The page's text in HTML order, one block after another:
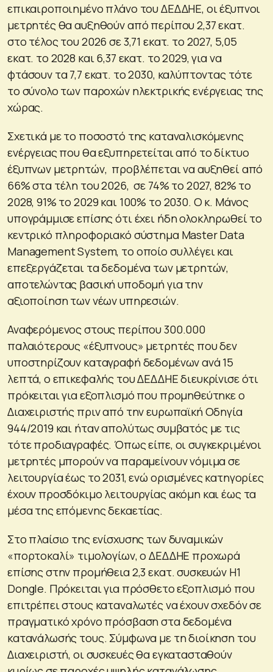
επικαιροποιημένο πλάνο του ΔΕΔΔΗΕ, οι έξυπνοι
μετρητές θα αυξηθούν από περίπου 2,37 εκατ.
στο τέλος του 2026 σε 3,71 εκατ. το 2027, 5,05
εκατ. το 2028 και 6,37 εκατ. το 2029, για να
φτάσουν τα 7,7 εκατ. το 2030, καλύπτοντας τότε
το σύνολο των παροχών ηλεκτρικής ενέργειας της
χώρας.
Σχετικά με το ποσοστό της καταναλισκόμενης
ενέργειας που θα εξυπηρετείται από το δίκτυο
έξυπνων μετρητών, προβλέπεται να αυξηθεί από
66% στα τέλη του 2026, σε 74% το 2027, 82% το
2028, 91% το 2029 και 100% το 2030. Ο κ. Μάνος
υπογράμμισε επίσης ότι έχει ήδη ολοκληρωθεί το
κεντρικό πληροφοριακό σύστημα Master Data
Management System, το οποίο συλλέγει και
επεξεργάζεται τα δεδομένα των μετρητών,
αποτελώντας βασική υποδομή για την
αξιοποίηση των νέων υπηρεσιών.
Αναφερόμενος στους περίπου 300.000
παλαιότερους «έξυπνους» μετρητές που δεν
υποστηρίζουν καταγραφή δεδομένων ανά 15
λεπτά, ο επικεφαλής του ΔΕΔΔΗΕ διευκρίνισε ότι
πρόκειται για εξοπλισμό που προμηθεύτηκε ο
Διαχειριστής πριν από την ευρωπαϊκή Οδηγία
944/2019 και ήταν απολύτως συμβατός με τις
τότε προδιαγραφές. Όπως είπε, οι συγκεκριμένοι
μετρητές μπορούν να παραμείνουν νόμιμα σε
λειτουργία έως το 2031, ενώ ορισμένες κατηγορίες
έχουν προσδόκιμο λειτουργίας ακόμη και έως τα
μέσα της επόμενης δεκαετίας.
Στο πλαίσιο της ενίσχυσης των δυναμικών
«πορτοκαλί» τιμολογίων, ο ΔΕΔΔΗΕ προχωρά
επίσης στην προμήθεια 2,3 εκατ. συσκευών H1
Dongle. Πρόκειται για πρόσθετο εξοπλισμό που
επιτρέπει στους καταναλωτές να έχουν σχεδόν σε
πραγματικό χρόνο πρόσβαση στα δεδομένα
κατανάλωσής τους. Σύμφωνα με τη διοίκηση του
Διαχειριστή, οι συσκευές θα εγκατασταθούν